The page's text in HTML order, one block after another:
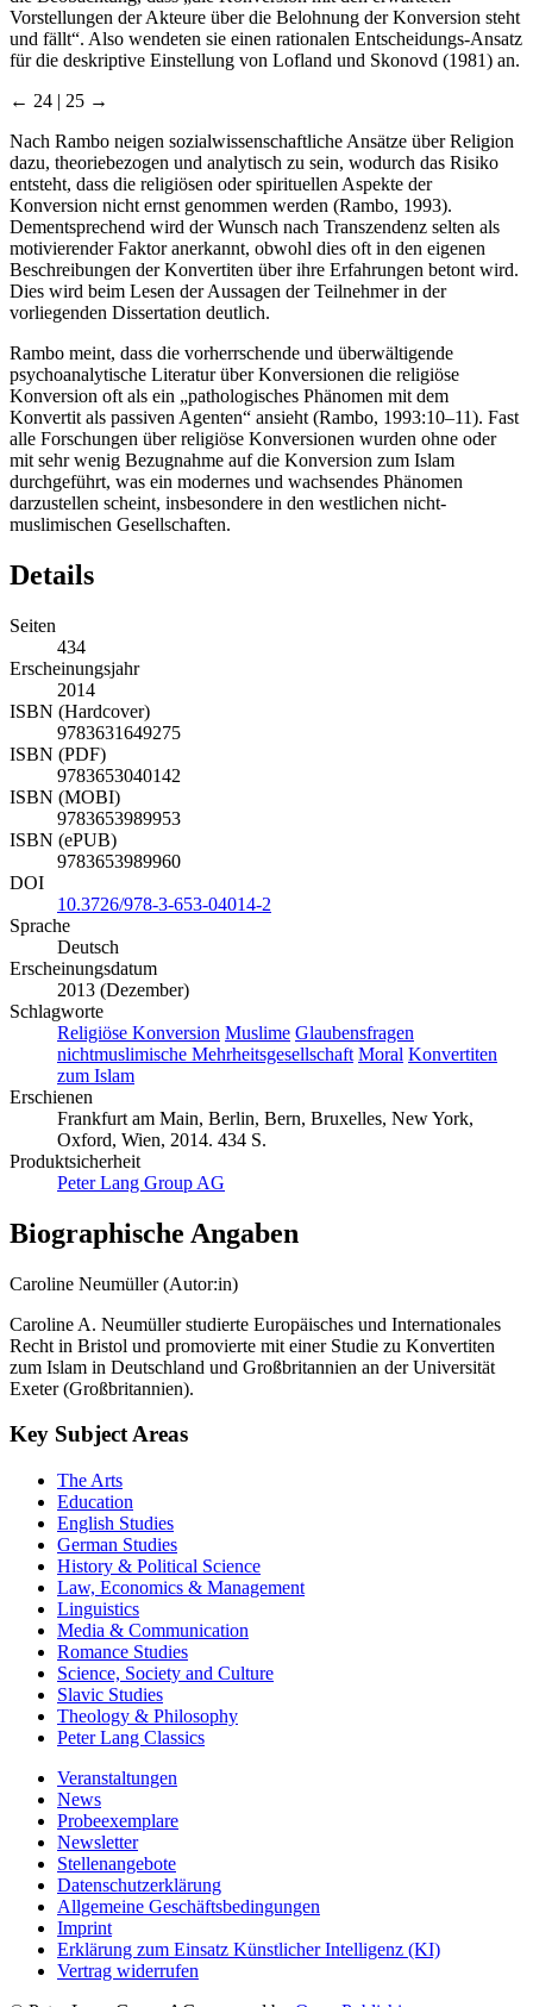
Vorstellungen der Akteure über die Belohnung der Konversion steht
und fällt“. Also wendeten sie einen rationalen Entscheidungs-Ansatz
für die deskriptive Einstellung von Lofland und Skonovd (1981) an.
← 24 | 25 →
Nach Rambo neigen sozialwissenschaftliche Ansätze über Religion
dazu, theoriebezogen und analytisch zu sein, wodurch das Risiko
entsteht, dass die religiösen oder spirituellen Aspekte der
Konversion nicht ernst genommen werden (Rambo, 1993).
Dementsprechend wird der Wunsch nach Transzendenz selten als
motivierender Faktor anerkannt, obwohl dies oft in den eigenen
Beschreibungen der Konvertiten über ihre Erfahrungen betont wird.
Dies wird beim Lesen der Aussagen der Teilnehmer in der
vorliegenden Dissertation deutlich.
Rambo meint, dass die vorherrschende und überwältigende
psychoanalytische Literatur über Konversionen die religiöse
Konversion oft als ein „pathologisches Phänomen mit dem
Konvertit als passiven Agenten“ ansieht (Rambo, 1993:10–11). Fast
alle Forschungen über religiöse Konversionen wurden ohne oder
mit sehr wenig Bezugnahme auf die Konversion zum Islam
durchgeführt, was ein modernes und wachsendes Phänomen
darzustellen scheint, insbesondere in den westlichen nicht-
muslimischen Gesellschaften.
Details
Seiten
434
Erscheinungsjahr
2014
ISBN (Hardcover)
9783631649275
ISBN (PDF)
9783653040142
ISBN (MOBI)
9783653989953
ISBN (ePUB)
9783653989960
DOI
10.3726/978-3-653-04014-2
Sprache
Deutsch
Erscheinungsdatum
2013 (Dezember)
Schlagworte
Religiöse Konversion Muslime Glaubensfragen
nichtmuslimische Mehrheitsgesellschaft Moral Konvertiten
zum Islam
Erschienen
Frankfurt am Main, Berlin, Bern, Bruxelles, New York,
Oxford, Wien, 2014. 434 S.
Produktsicherheit
Peter Lang Group AG
Biographische Angaben
Caroline Neumüller (Autor:in)
Caroline A. Neumüller studierte Europäisches und Internationales
Recht in Bristol und promovierte mit einer Studie zu Konvertiten
zum Islam in Deutschland und Großbritannien an der Universität
Exeter (Großbritannien).
Key Subject Areas
The Arts
Education
English Studies
German Studies
History & Political Science
Law, Economics & Management
Linguistics
Media & Communication
Romance Studies
Science, Society and Culture
Slavic Studies
Theology & Philosophy
Peter Lang Classics
Veranstaltungen
News
Probeexemplare
Newsletter
Stellenangebote
Datenschutzerklärung
Allgemeine Geschäftsbedingungen
Imprint
Erklärung zum Einsatz Künstlicher Intelligenz (KI)
Vertrag widerrufen